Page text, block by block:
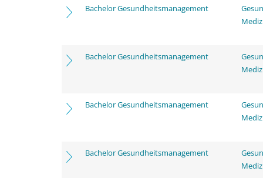
Bachelor Gesundheitsmanagement
Bachelor Gesundheitsmanagement
Bachelor Gesundheitsmanagement
Bachelor Gesundheitsmanagement